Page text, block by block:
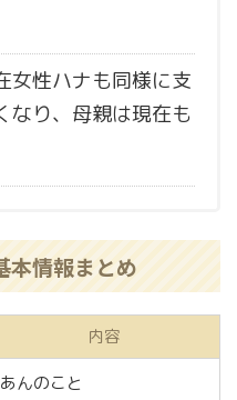
女性ハナも同様に支
なり、母親は現在も
本情報まとめ
内容
あんのこと